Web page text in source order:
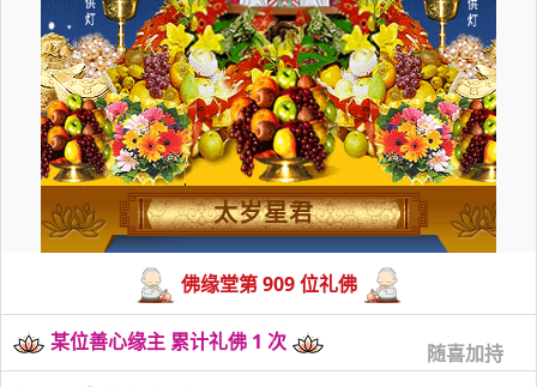
太岁星君
佛缘堂第 909 位礼佛
某位善心缘主 累计礼佛 1 次 随喜加持